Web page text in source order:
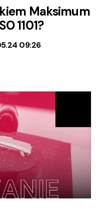
Maksimum
1101?
09:26